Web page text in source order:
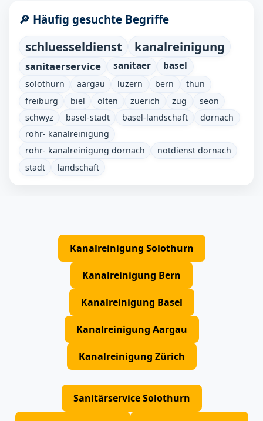
🔎 Häufig gesuchte Begriffe
schluesseldienst kanalreinigung
sanitaerservice sanitaer basel
solothurn aargau luzern bern
thun
freiburg
biel olten zuerich zug
seon
schwyz
basel-stadt basel-landschaft
dornach
rohr- kanalreinigung
rohr- kanalreinigung dornach
notdienst dornach
stadt
landschaft
Kanalreinigung Solothurn
Kanalreinigung Bern
Kanalreinigung Basel
Kanalreinigung Aargau
Kanalreinigung Zürich
Sanitärservice Solothurn